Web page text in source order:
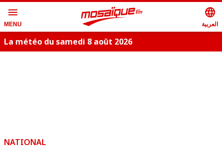
menu
MENU
language
العربية
La météo du samedi 8 août 2026
NATIONAL